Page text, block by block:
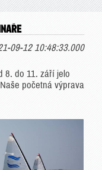
09-12 10:48:33.000
8. do 11. září jelo
početná výprava